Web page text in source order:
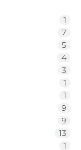
1
7
5
4
3
1
1
9
9
13
1